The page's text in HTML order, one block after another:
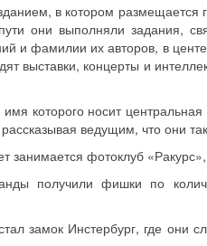
в котором размещается
они выполняли задания,
и фамилии их авторов, в
выставки, концерты и
которого носит центральная
ведущим, что они
занимается фотоклуб
получили фишки по
замок Инстербург, где они